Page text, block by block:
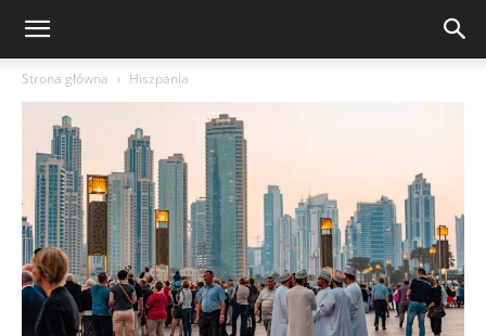
Strona główna Hiszpania